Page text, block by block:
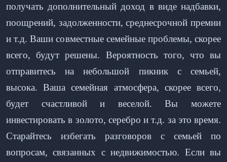
получать дополнительный доход в виде надбавки,
поощрений, задолженности, среднесрочной премии
и т.д. Ваши совместные семейные проблемы, скорее
всего, будут решены. Вероятность того, что вы
отправитесь на небольшой пикник с семьей,
высока. Ваша семейная атмосфера, скорее всего,
будет счастливой и веселой. Вы можете
инвестировать в золото, серебро и т.д. за это время.
Старайтесь избегать разговоров с семьей по
вопросам, связанных с недвижимостью. Если вы